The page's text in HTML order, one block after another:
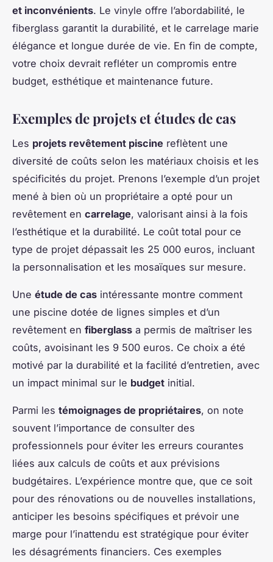
et inconvénients. Le vinyle offre l’abordabilité, le
fiberglass garantit la durabilité, et le carrelage marie
élégance et longue durée de vie. En fin de compte,
votre choix devrait refléter un compromis entre
budget, esthétique et maintenance future.
Exemples de projets et études de cas
Les projets revêtement piscine reflètent une
diversité de coûts selon les matériaux choisis et les
spécificités du projet. Prenons l’exemple d’un projet
mené à bien où un propriétaire a opté pour un
revêtement en carrelage, valorisant ainsi à la fois
l’esthétique et la durabilité. Le coût total pour ce
type de projet dépassait les 25 000 euros, incluant
la personnalisation et les mosaïques sur mesure.
Une étude de cas intéressante montre comment
une piscine dotée de lignes simples et d’un
revêtement en fiberglass a permis de maîtriser les
coûts, avoisinant les 9 500 euros. Ce choix a été
motivé par la durabilité et la facilité d’entretien, avec
un impact minimal sur le budget initial.
Parmi les témoignages de propriétaires, on note
souvent l’importance de consulter des
professionnels pour éviter les erreurs courantes
liées aux calculs de coûts et aux prévisions
budgétaires. L’expérience montre que, que ce soit
pour des rénovations ou de nouvelles installations,
anticiper les besoins spécifiques et prévoir une
marge pour l’inattendu est stratégique pour éviter
les désagréments financiers. Ces exemples